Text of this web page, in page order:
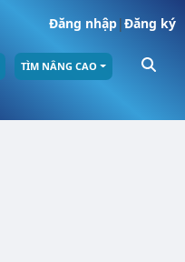
Đăng nhập|Đăng ký
TÌM NÂNG CAO